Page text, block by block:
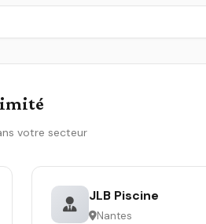
votre secteur
JLB Piscine
Nantes